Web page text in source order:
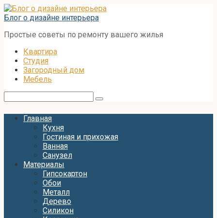
Перейти
к
Блог о дизайне интерьера
Простые советы по ремонту вашего жилья
Квартира
Студия
Загородный дом
Мебель
Главная
Кухня
Гостиная и прихожая
Ванная
Санузел
Материалы
Гипсокартон
Обои
Металл
Дерево
Силикон